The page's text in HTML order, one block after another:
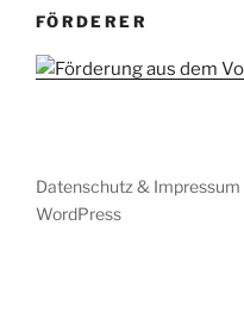
FÖRDERER
Datenschutz & Impressum
WordPress